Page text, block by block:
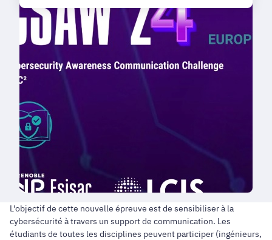
L'objectif de cette nouvelle épreuve est de sensibiliser à la
cybersécurité à travers un support de communication. Les
étudiants de toutes les disciplines peuvent participer (ingénieurs,